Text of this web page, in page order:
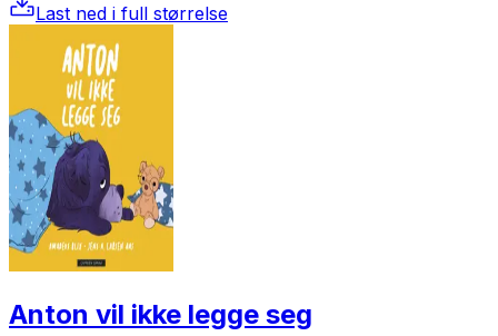
Last ned i full størrelse
Anton vil ikke legge seg